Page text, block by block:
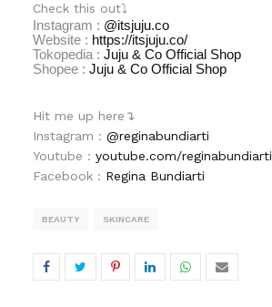
Check this out⤵
Instagram : @itsjuju.co
Website : https://itsjuju.co/
Tokopedia : Juju & Co Official Shop
Shopee : Juju & Co Official Shop
Hit me up here↴
Instagram : @reginabundiarti
Youtube : youtube.com/reginabundiarti
Facebook : Regina Bundiarti
BEAUTY SKINCARE